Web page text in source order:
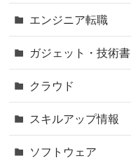
エンジニア転職
ガジェット・技術書
クラウド
スキルアップ情報
ソフトウェア